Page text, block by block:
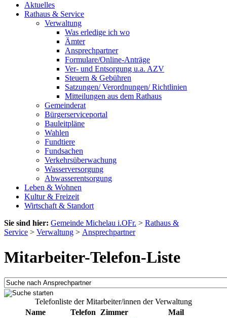
Aktuelles
Rathaus & Service
Verwaltung
Was erledige ich wo
Ämter
Ansprechpartner
Formulare/Online-Anträge
Ver- und Entsorgung u.a. AZV
Steuern & Gebühren
Satzungen/ Verordnungen/ Richtlinien
Mitteilungen aus dem Rathaus
Gemeinderat
Bürgerserviceportal
Bauleitpläne
Wahlen
Fundtiere
Fundsachen
Verkehrsüberwachung
Wasserversorgung
Abwasserentsorgung
Leben & Wohnen
Kultur & Freizeit
Wirtschaft & Standort
Sie sind hier: Gemeinde Michelau i.OFr. > Rathaus &
Service > Verwaltung > Ansprechpartner
Mitarbeiter-Telefon-Liste
Telefonliste der Mitarbeiter/innen der Verwaltung
Name
Telefon Zimmer Mail